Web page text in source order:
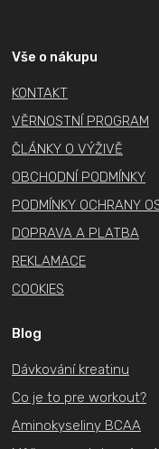
Vše o nákupu
KONTAKT
VĚRNOSTNÍ PROGRAM
ČLÁNKY O VÝŽIVĚ
OBCHODNÍ PODMÍNKY
PODMÍNKY OCHRANY
DOPRAVA A PLATBA
REKLAMACE
COOKIES
Blog
Dávkování kreatinu
Co je to pre workout?
Aminokyseliny BCAA